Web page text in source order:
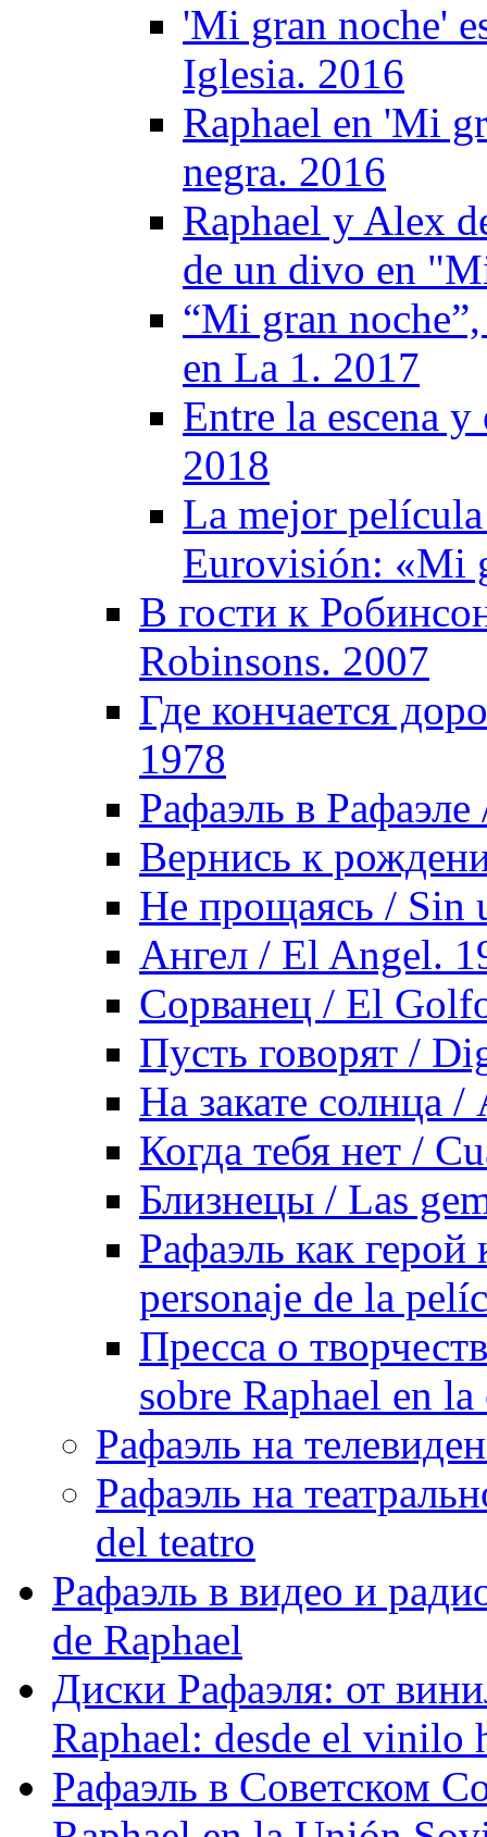
'Mi gran noche'
Iglesia. 2016
Raphael en 'Mi
negra. 2016
Raphael y Alex
de un divo en
“Mi gran
en La 1. 2017
Entre la escena
2018
La mejor
Eurovisión: «Mi
В гости к
Robinsons. 2007
Где кончается
1978
Рафаэль в
Вернись к
Не прощаясь / Sin
Ангел / El Angel.
Сорванец / El
Пусть говорят /
На закате солнца
Когда тебя нет /
Близнецы / Las
Рафаэль как
personaje de la
Пресса о
sobre Raphael en
Рафаэль на
Рафаэль на
del teatro
Рафаэль в видео и
de Raphael
Диски Рафаэля: от
Raphael: desde el vinilo
Рафаэль в Советском